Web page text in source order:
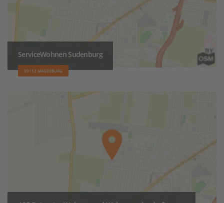
ServiceWohnen Sudenburg
39112 MAGDEBURG